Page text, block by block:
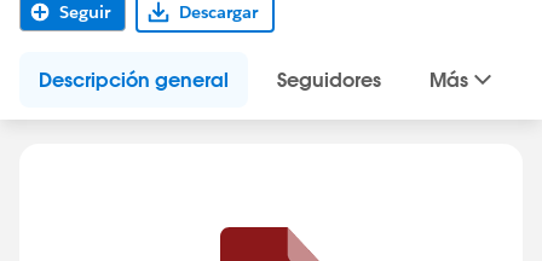
Seguir Descargar
Descripción general Seguidores Más